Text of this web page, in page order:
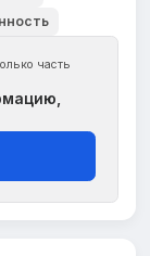
часть